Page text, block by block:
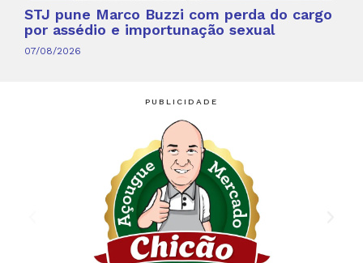
STJ pune Marco Buzzi com perda do cargo
por assédio e importunação sexual
07/08/2026
PUBLICIDADE